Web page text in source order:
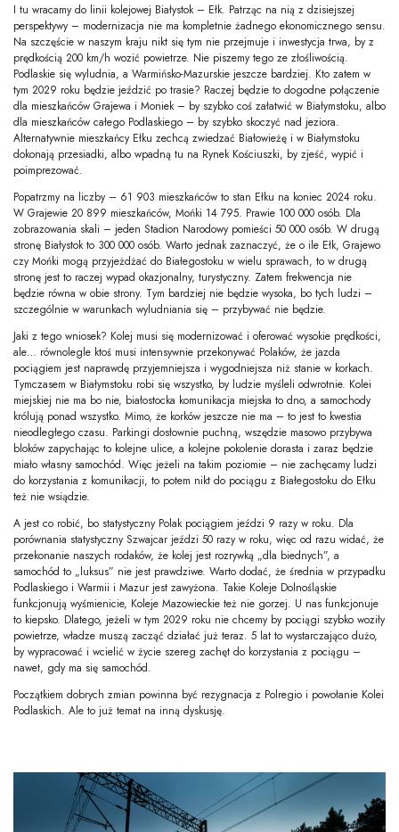
I tu wracamy do linii kolejowej Białystok – Ełk. Patrząc na nią z dzisiejszej
perspektywy – modernizacja nie ma kompletnie żadnego ekonomicznego sensu.
Na szczęście w naszym kraju nikt się tym nie przejmuje i inwestycja trwa, by z
prędkością 200 km/h wozić powietrze. Nie piszemy tego ze złośliwością.
Podlaskie się wyludnia, a Warmińsko-Mazurskie jeszcze bardziej. Kto zatem w
tym 2029 roku będzie jeździć po trasie? Raczej będzie to dogodne połączenie
dla mieszkańców Grajewa i Moniek – by szybko coś załatwić w Białymstoku, albo
dla mieszkańców całego Podlaskiego – by szybko skoczyć nad jeziora.
Alternatywnie mieszkańcy Ełku zechcą zwiedzać Białowieżę i w Białymstoku
dokonają przesiadki, albo wpadną tu na Rynek Kościuszki, by zjeść, wypić i
poimprezować.
Popatrzmy na liczby – 61 903 mieszkańców to stan Ełku na koniec 2024 roku.
W Grajewie 20 899 mieszkańców, Mońki 14 795. Prawie 100 000 osób. Dla
zobrazowania skali – jeden Stadion Narodowy pomieści 50 000 osób. W drugą
stronę Białystok to 300 000 osób. Warto jednak zaznaczyć, że o ile Ełk, Grajewo
czy Mońki mogą przyjeżdżać do Białegostoku w wielu sprawach, to w drugą
stronę jest to raczej wypad okazjonalny, turystyczny. Zatem frekwencja nie
będzie równa w obie strony. Tym bardziej nie będzie wysoka, bo tych ludzi –
szczególnie w warunkach wyludniania się – przybywać nie będzie.
Jaki z tego wniosek? Kolej musi się modernizować i oferować wysokie prędkości,
ale… równolegle ktoś musi intensywnie przekonywać Polaków, że jazda
pociągiem jest naprawdę przyjemniejsza i wygodniejsza niż stanie w korkach.
Tymczasem w Białymstoku robi się wszystko, by ludzie myśleli odwrotnie. Kolei
miejskiej nie ma bo nie, białostocka komunikacja miejska to dno, a samochody
królują ponad wszystko. Mimo, że korków jeszcze nie ma – to jest to kwestia
nieodległego czasu. Parkingi dosłownie puchną, wszędzie masowo przybywa
bloków zapychając to kolejne ulice, a kolejne pokolenie dorasta i zaraz będzie
miało własny samochód. Więc jeżeli na takim poziomie – nie zachęcamy ludzi
do korzystania z komunikacji, to potem nikt do pociągu z Białegostoku do Ełku
też nie wsiądzie.
A jest co robić, bo statystyczny Polak pociągiem jeździ 9 razy w roku. Dla
porównania statystyczny Szwajcar jeździ 50 razy w roku, więc od razu widać, że
przekonanie naszych rodaków, że kolej jest rozrywką „dla biednych”, a
samochód to „luksus” nie jest prawdziwe. Warto dodać, że średnia w przypadku
Podlaskiego i Warmii i Mazur jest zawyżona. Takie Koleje Dolnośląskie
funkcjonują wyśmienicie, Koleje Mazowieckie też nie gorzej. U nas funkcjonuje
to kiepsko. Dlatego, jeżeli w tym 2029 roku nie chcemy by pociągi szybko woziły
powietrze, władze muszą zacząć działać już teraz. 5 lat to wystarczająco dużo,
by wypracować i wcielić w życie szereg zachęt do korzystania z pociągu –
nawet, gdy ma się samochód.
Początkiem dobrych zmian powinna być rezygnacja z Polregio i powołanie Kolei
Podlaskich. Ale to już temat na inną dyskusję.